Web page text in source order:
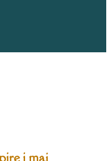
i maj